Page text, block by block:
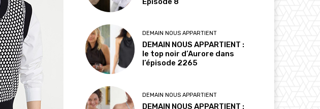
DEMAIN NOUS APPARTIENT
DEMAIN NOUS APPARTIENT :
le top noir d’Aurore dans
l’épisode 2265
DEMAIN NOUS APPARTIENT
DEMAIN NOUS APPARTIENT :